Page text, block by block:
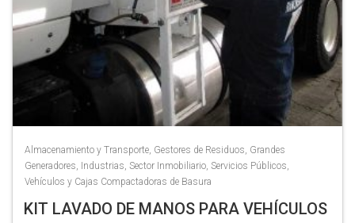
Almacenamiento y Transporte, Gestores de Residuos, Grandes
Generadores, Industrias, Sector Inmobiliario, Servicios Públicos,
Vehículos y Cajas Compactadoras de Basura
KIT LAVADO DE MANOS PARA VEHÍCULOS